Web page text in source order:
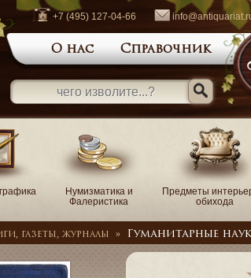
+7 (495) 127-04-66
О нас Справочник
Нумизматика и
Фалеристика
Предметы
обихода
газеты, журналы » Гуманитарные